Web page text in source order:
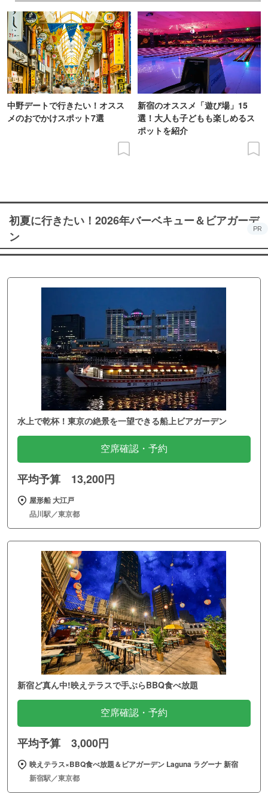
中野デートで行きたい！オスス
メのおでかけスポット7選
新宿のオススメ「遊び場」15
選！大人も子どもも楽しめるス
ポットを紹介
初夏に行きたい！2026年バーベキュー＆ビアガーデ
ン
PR
水上で乾杯！東京の絶景を一望できる船上ビアガーデン
空席確認・予約
平均予算 13,200円
屋形船 大江戸
品川駅／東京都
新宿ど真ん中!映えテラスで手ぶらBBQ食べ放題
空席確認・予約
平均予算 3,000円
映えテラス×BBQ食べ放題＆ビアガーデン Laguna ラグーナ 新宿
新宿駅／東京都